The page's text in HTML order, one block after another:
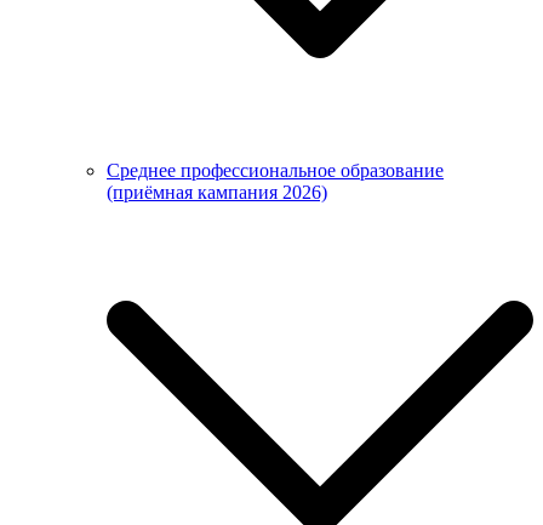
Среднее профессиональное образование
(приёмная кампания 2026)